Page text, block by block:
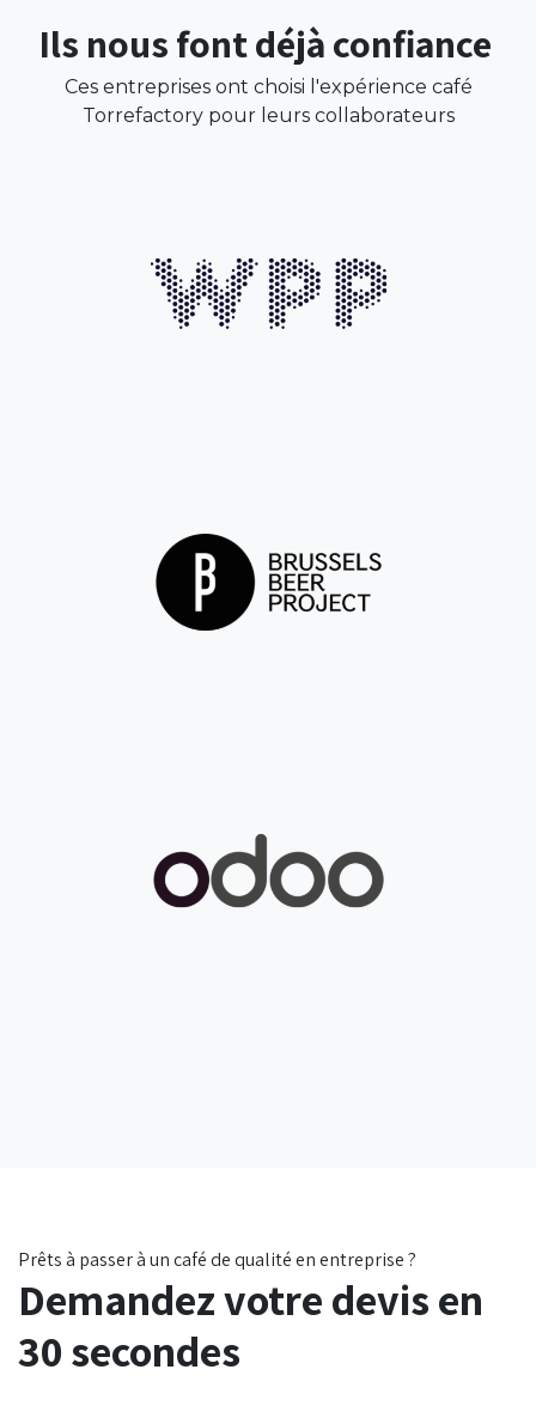
Ils nous font déjà confiance
Ces entreprises ont choisi l'expérience café
Torrefactory pour leurs collaborateurs
Prêts à passer à un café de qualité en entreprise ?
Demandez votre devis en
30 secondes